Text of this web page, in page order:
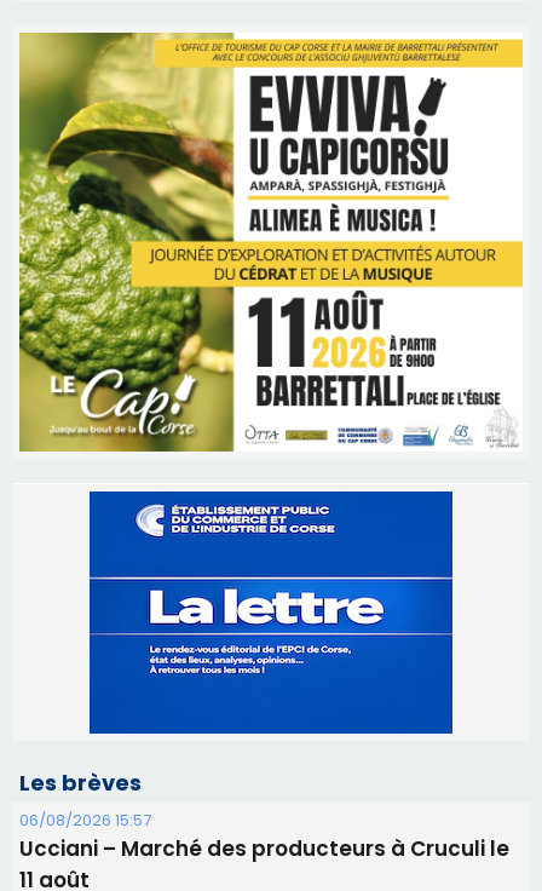
06/08/2026 15:57
Ucciani – Marché des producteurs à Cruculi le
Corte – L’association A Nuciola organise une
projection sous les étoiles
06/08/2026 15:04
Alata - Soirée Tango Argentin au stade de San
Benedetto